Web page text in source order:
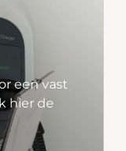
een vast
hier de